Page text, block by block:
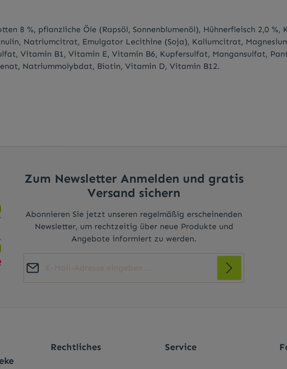
8 %, pflanzliche Öle (Rapsöl, Sonnenblumenöl), Hühnerfleisch 2,0 %,
Natriumcitrat, Emulgator Lecithine (Soja), Kaliumcitrat,
Vitamin B1, Vitamin E, Vitamin B6, Kupfersulfat, Mangansulfat,
Natriummolybdat, Biotin, Vitamin D, Vitamin B12.
Zum Newsletter Anmelden und gratis
Versand sichern
Abonnieren Sie jetzt unseren regelmäßig erscheinenden
Newsletter, um rechtzeitig über neue Produkte und
Angebote informiert zu werden.
Rechtliches Service